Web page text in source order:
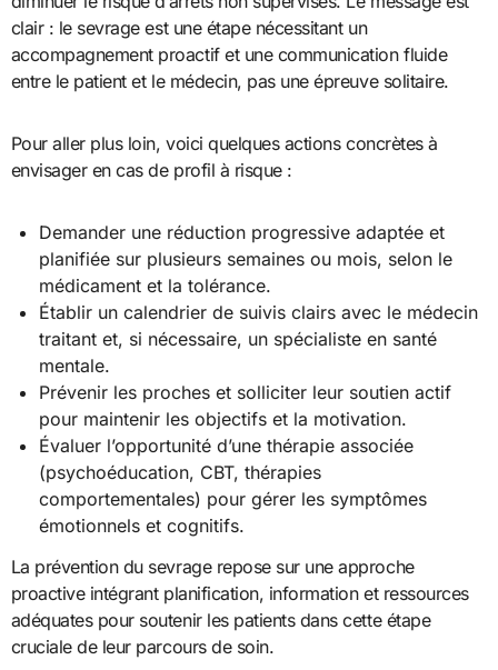
clair : le sevrage est une étape nécessitant un
accompagnement proactif et une communication fluide
entre le patient et le médecin, pas une épreuve solitaire.
Pour aller plus loin, voici quelques actions concrètes à
envisager en cas de profil à risque :
Demander une réduction progressive adaptée et
planifiée sur plusieurs semaines ou mois, selon le
médicament et la tolérance.
Établir un calendrier de suivis clairs avec le médecin
traitant et, si nécessaire, un spécialiste en santé
mentale.
Prévenir les proches et solliciter leur soutien actif
pour maintenir les objectifs et la motivation.
Évaluer l’opportunité d’une thérapie associée
(psychoéducation, CBT, thérapies
comportementales) pour gérer les symptômes
émotionnels et cognitifs.
La prévention du sevrage repose sur une approche
proactive intégrant planification, information et ressources
adéquates pour soutenir les patients dans cette étape
cruciale de leur parcours de soin.